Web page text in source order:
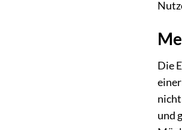
Die
und